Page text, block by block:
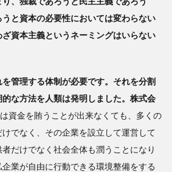
と資本の必要性においては変わらない
ざ資本主義というネーミングはいらない
管理する体制が必要です。それを分割
な方法を人類は発明しました。株式会
資金を賄うことが出来なくても、多くの
でなく、その企業を設立して運営して
だけでなく社会全体も潤うことになり
業が自由に行動できる環境整備をする